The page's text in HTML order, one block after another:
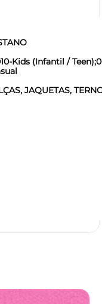
Kids (Infantil /
JAQUETAS,